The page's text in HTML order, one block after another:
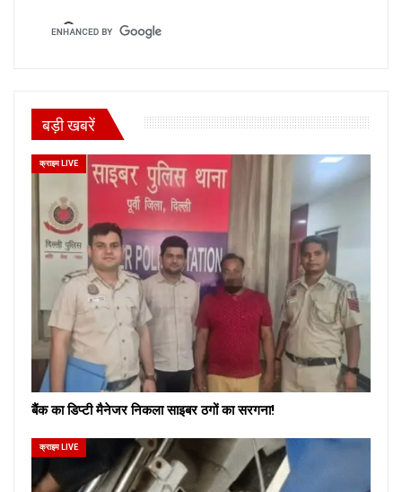
बड़ी खबरें
क्राइम LIVE
बैंक का डिप्टी मैनेजर निकला साइबर ठगों का सरगना!
क्राइम LIVE